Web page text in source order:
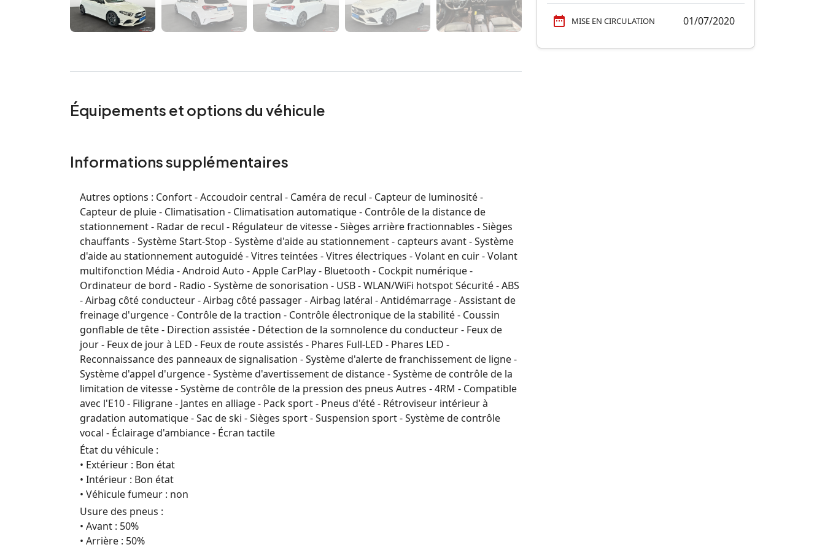
Équipements et options du véhicule
Informations supplémentaires
Autres options : Confort - Accoudoir central - Caméra de recul - Capteur de luminosité -
Capteur de pluie - Climatisation - Climatisation automatique - Contrôle de la distance de
stationnement - Radar de recul - Régulateur de vitesse - Sièges arrière fractionnables - Sièges
chauffants - Système Start-Stop - Système d'aide au stationnement - capteurs avant - Système
d'aide au stationnement autoguidé - Vitres teintées - Vitres électriques - Volant en cuir - Volant
multifonction Média - Android Auto - Apple CarPlay - Bluetooth - Cockpit numérique -
Ordinateur de bord - Radio - Système de sonorisation - USB - WLAN/WiFi hotspot Sécurité - ABS
- Airbag côté conducteur - Airbag côté passager - Airbag latéral - Antidémarrage - Assistant de
freinage d'urgence - Contrôle de la traction - Contrôle électronique de la stabilité - Coussin
gonflable de tête - Direction assistée - Détection de la somnolence du conducteur - Feux de
jour - Feux de jour à LED - Feux de route assistés - Phares Full-LED - Phares LED -
Reconnaissance des panneaux de signalisation - Système d'alerte de franchissement de ligne -
Système d'appel d'urgence - Système d'avertissement de distance - Système de contrôle de la
limitation de vitesse - Système de contrôle de la pression des pneus Autres - 4RM - Compatible
avec l'E10 - Filigrane - Jantes en alliage - Pack sport - Pneus d'été - Rétroviseur intérieur à
gradation automatique - Sac de ski - Sièges sport - Suspension sport - Système de contrôle
vocal - Éclairage d'ambiance - Écran tactile
État du véhicule :
• Extérieur : Bon état
• Intérieur : Bon état
• Véhicule fumeur : non
Usure des pneus :
• Avant : 50%
• Arrière : 50%
MISE EN CIRCULATION 01/07/2020